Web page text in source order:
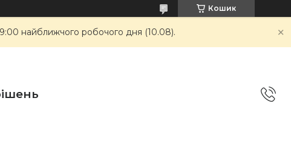
Кошик
найближчого робочого дня (10.08).